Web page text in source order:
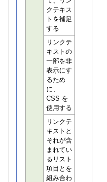
クテキス
トを補足
する
リンクテ
キストの
一部を非
表示にす
るため
に、
CSS を
使用する
リンクテ
キストと
それが含
まれてい
るリスト
項目とを
組み合わ